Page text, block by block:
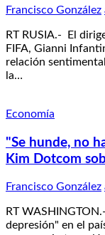
Francisco González
RT RUSIA.- El
FIFA, Gianni
relación
la…
Economía
"Se hunde, no
Kim Dotcom
Francisco González
RT
depresión" en el